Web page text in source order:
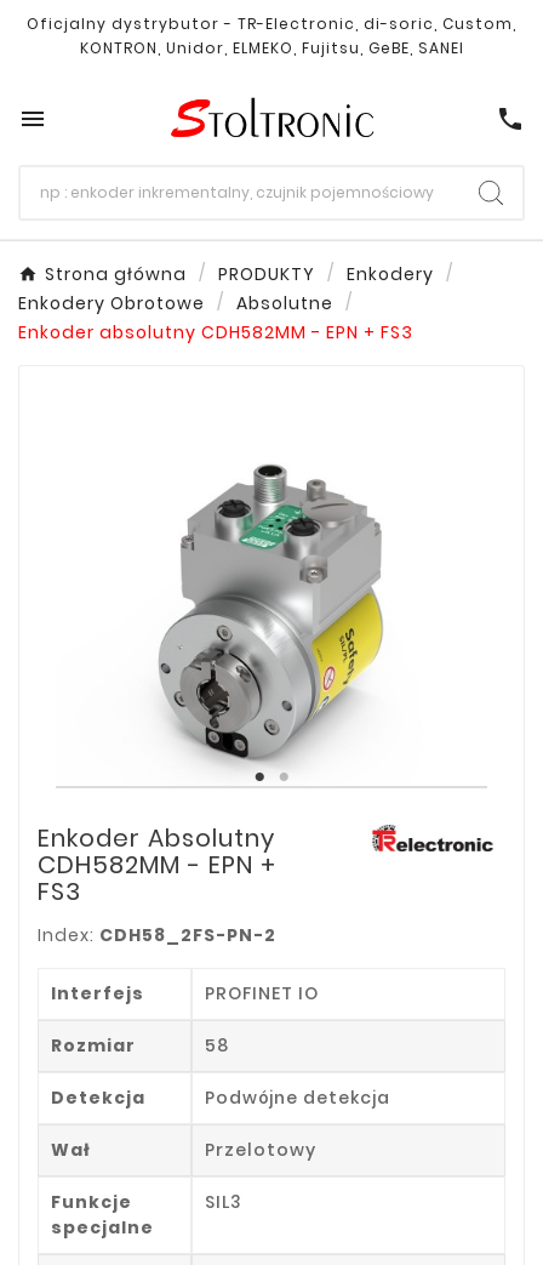
Oficjalny dystrybutor - TR-Electronic, di-soric, Custom,
KONTRON, Unidor, ELMEKO, Fujitsu, GeBE, SANEI
 call
Strona główna PRODUKTY
Enkodery
Enkodery Obrotowe
Absolutne
Enkoder absolutny CDH582MM - EPN + FS3
Enkoder Absolutny
CDH582MM - EPN +
FS3
Index: CDH58_2FS-PN-2
Interfejs PROFINET IO
Rozmiar 58
Detekcja Podwójne detekcja
Wał Przelotowy
Funkcje
specjalne
SIL3